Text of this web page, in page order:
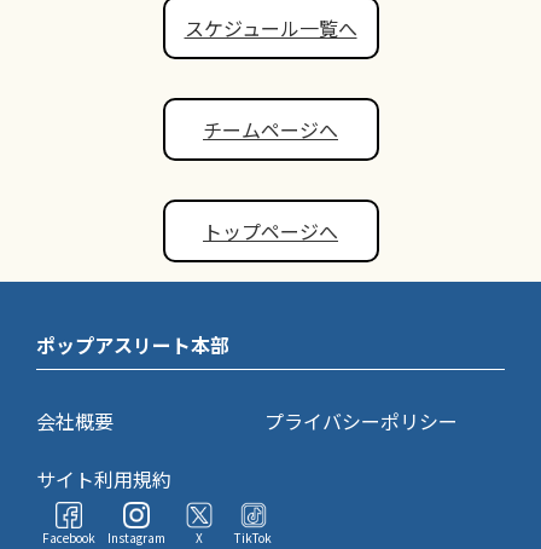
スケジュール一覧へ
チームページへ
トップページへ
ポップアスリート本部
会社概要
プライバシーポリシー
サイト利用規約
Facebook Instagram X TikTok